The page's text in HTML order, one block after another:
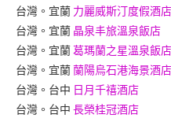
台灣。宜蘭 力麗威斯汀度假酒店
台灣。宜蘭 晶泉丰旅溫泉飯店
台灣。宜蘭葛瑪蘭之星溫泉飯店
台灣。宜蘭蘭陽烏石港海景酒店
台灣。台中 日月千禧酒店
台灣。台中 長榮桂冠酒店